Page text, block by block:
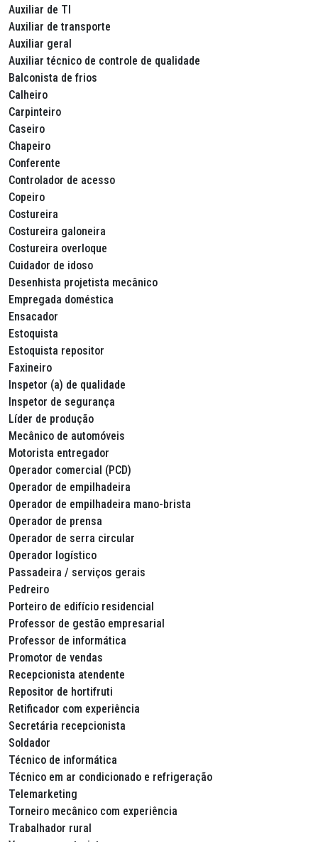
Auxiliar de TI
Auxiliar de transporte
Auxiliar geral
Auxiliar técnico de controle de qualidade
Balconista de frios
Calheiro
Carpinteiro
Caseiro
Chapeiro
Conferente
Controlador de acesso
Copeiro
Costureira
Costureira galoneira
Costureira overloque
Cuidador de idoso
Desenhista projetista mecânico
Empregada doméstica
Ensacador
Estoquista
Estoquista repositor
Faxineiro
Inspetor (a) de qualidade
Inspetor de segurança
Líder de produção
Mecânico de automóveis
Motorista entregador
Operador comercial (PCD)
Operador de empilhadeira
Operador de empilhadeira mano-brista
Operador de prensa
Operador de serra circular
Operador logístico
Passadeira / serviços gerais
Pedreiro
Porteiro de edifício residencial
Professor de gestão empresarial
Professor de informática
Promotor de vendas
Recepcionista atendente
Repositor de hortifruti
Retificador com experiência
Secretária recepcionista
Soldador
Técnico de informática
Técnico em ar condicionado e refrigeração
Telemarketing
Torneiro mecânico com experiência
Trabalhador rural